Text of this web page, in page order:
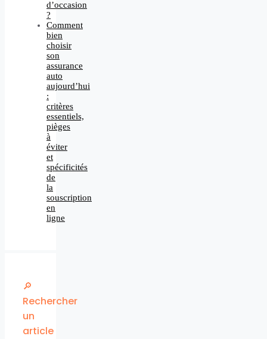
d’occasion
?
Comment
bien
choisir
son
assurance
auto
aujourd’hui
:
critères
essentiels,
pièges
à
éviter
et
spécificités
de
la
souscription
en
ligne
🔎
Rechercher
un
article